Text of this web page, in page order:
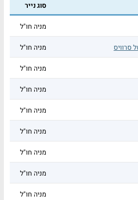
סוג נייר
מניה חו"ל
סרוויס מניה חו"ל
מניה חו"ל
מניה חו"ל
מניה חו"ל
מניה חו"ל
מניה חו"ל
מניה חו"ל
מניה חו"ל